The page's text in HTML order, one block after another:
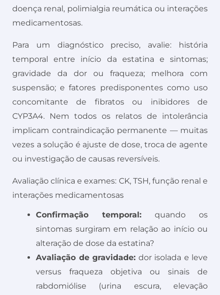
doença renal, polimialgia reumática ou interações
medicamentosas.
Para um diagnóstico preciso, avalie: história
temporal entre início da estatina e sintomas;
gravidade da dor ou fraqueza; melhora com
suspensão; e fatores predisponentes como uso
concomitante de fibratos ou inibidores de
CYP3A4. Nem todos os relatos de intolerância
implicam contraindicação permanente — muitas
vezes a solução é ajuste de dose, troca de agente
ou investigação de causas reversíveis.
Avaliação clínica e exames: CK, TSH, função renal e
interações medicamentosas
Confirmação temporal: quando os
sintomas surgiram em relação ao início ou
alteração de dose da estatina?
Avaliação de gravidade: dor isolada e leve
versus fraqueza objetiva ou sinais de
rabdomiólise (urina escura, elevação